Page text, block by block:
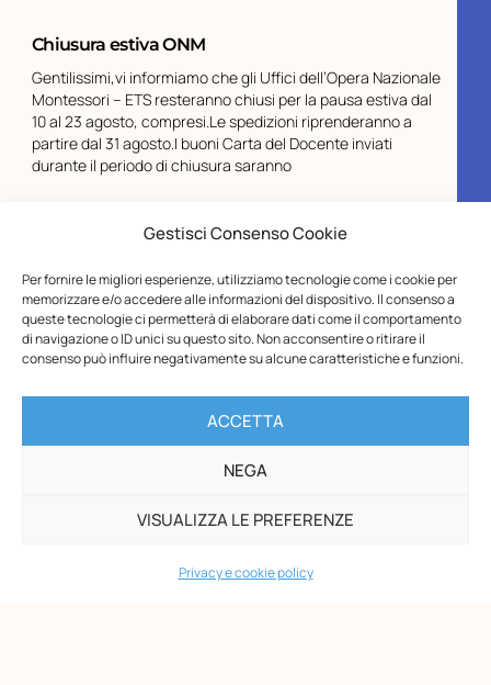
Gestisci Consenso Cookie
Per fornire le migliori esperienze, utilizziamo tecnologie come i cookie per
memorizzare e/o accedere alle informazioni del dispositivo. Il consenso a
queste tecnologie ci permetterà di elaborare dati come il comportamento
di navigazione o ID unici su questo sito. Non acconsentire o ritirare il
consenso può influire negativamente su alcune caratteristiche e funzioni.
ACCETTA
NEGA
VISUALIZZA LE PREFERENZE
Privacy e cookie policy
Chiusura estiva ONM
Gentilissimi,vi informiamo che gli Uffici dell’Opera Nazionale
Montessori – ETS resteranno chiusi per la pausa estiva dal
10 al 23 agosto, compresi.Le spedizioni riprenderanno a
partire dal 31 agosto.I buoni Carta del Docente inviati
durante il periodo di chiusura saranno
Opera Nazionale Montessori